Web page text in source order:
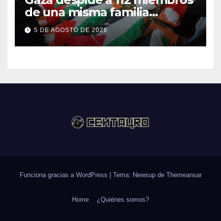
de una misma familia
asesinados durante el
genocidio
5 DE AGOSTO DE 2026
Funciona gracias a WordPress Tema: Newsup de Themeansar
Home ¿Quiénes somos?